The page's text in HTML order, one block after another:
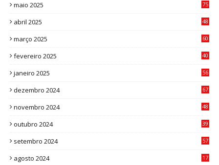
maio 2025 75
abril 2025
48
março 2025
60
fevereiro 2025
40
janeiro 2025
56
dezembro 2024
67
novembro 2024
48
outubro 2024
39
setembro 2024
57
agosto 2024
17